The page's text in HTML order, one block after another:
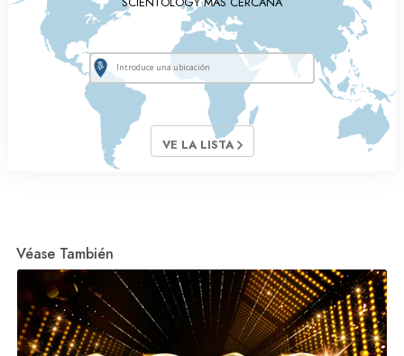
VE LA LISTA
Véase También